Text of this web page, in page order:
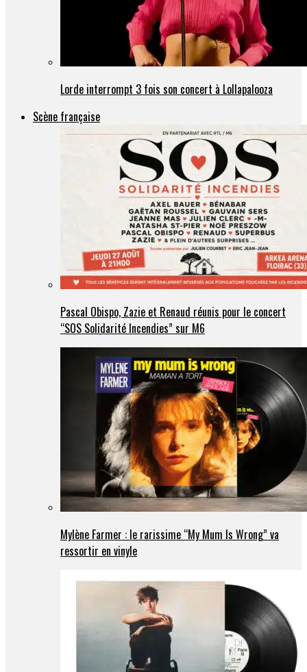
Lorde interrompt 3 fois son concert à Lollapalooza
Scène française
Pascal Obispo, Zazie et Renaud réunis pour le concert
“SOS Solidarité Incendies” sur M6
Mylène Farmer : le rarissime “My Mum Is Wrong” va
ressortir en vinyle